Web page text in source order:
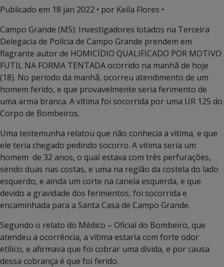
Publicado em 18 jan 2022 • por Keila Flores •
Campo Grande (MS): Investigadores lotados na Terceira
Delegacia de Polícia de Campo Grande prendem em
flagrante autor de HOMICÍDIO QUALIFICADO POR MOTIVO
FUTIL NA FORMA TENTADA ocorrido na manhã de hoje
(18). No período da manhã, ocorreu atendimento de um
homem ferido, e que provavelmente seria ferimento de
uma arma branca. A vítima foi socorrida por uma UR 125 do
Corpo de Bombeiros.
Uma testemunha relatou que não conhecia a vitima, e que
ele teria chegado pedindo socorro. A vitima seria um
homem de 32 anos, o qual estava com três perfurações,
sendo duas nas costas, e uma na região da costela do lado
esquerdo, e ainda um corte na canela esquerda, e que
devido a gravidade dos ferimentos, foi socorrida e
encaminhada para a Santa Casa de Campo Grande.
Segundo o relato do Médico – Oficial do Bombeiro, que
atendeu a ocorrência, a vitima estaria com forte odor
etílico, e afirmava que foi cobrar uma dívida, e por causa
dessa cobrança é que foi ferido.